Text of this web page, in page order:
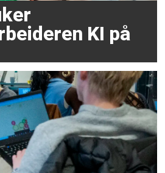
KI på